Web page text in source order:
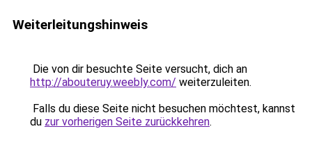
Weiterleitungshinweis
Die von dir besuchte Seite versucht, dich an
http://abouteruy.weebly.com/ weiterzuleiten.
Falls du diese Seite nicht besuchen möchtest, kannst
du zur vorherigen Seite zurückkehren.